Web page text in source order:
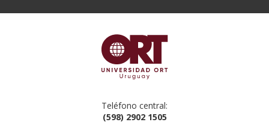
Teléfono central:
(598) 2902 1505